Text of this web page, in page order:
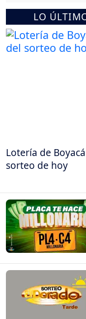
LO
Lotería de
sorteo de hoy